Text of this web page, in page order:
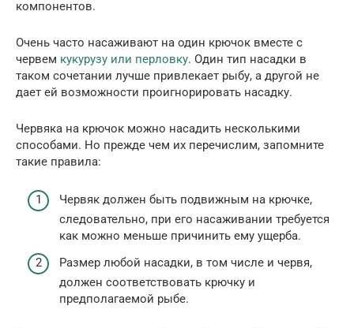
компонентов.
Очень часто насаживают на один крючок вместе с
червем кукурузу или перловку. Один тип насадки в
таком сочетании лучше привлекает рыбу, а другой не
дает ей возможности проигнорировать насадку.
Червяка на крючок можно насадить несколькими
способами. Но прежде чем их перечислим, запомните
такие правила:
Червяк должен быть подвижным на крючке,
следовательно, при его насаживании требуется
как можно меньше причинить ему ущерба.
Размер любой насадки, в том числе и червя,
должен соответствовать крючку и
предполагаемой рыбе.